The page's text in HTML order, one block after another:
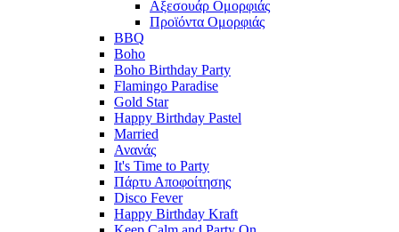
Αξεσουάρ Ομορφιάς
Προϊόντα Ομορφιάς
BBQ
Boho
Boho Birthday Party
Flamingo Paradise
Gold Star
Happy Birthday Pastel
Married
Ανανάς
It's Time to Party
Πάρτυ Αποφοίτησης
Disco Fever
Happy Birthday Kraft